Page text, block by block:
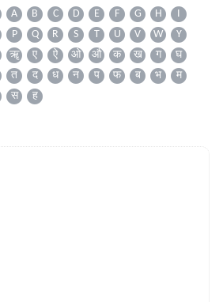
A B C D E F G H
I
P Q R S T U V W
Y
ॠ ए ऐ ओ औ क ख ग
घ
त द ध न प फ ब भ
म
स ह